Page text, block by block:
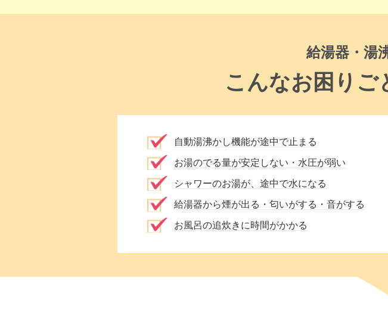
給湯器・湯
こんなお困りご
自動湯沸かし機能が途中で止まる
お湯のでる量が安定しない・水圧が弱い
シャワーのお湯が、途中で水になる
給湯器から煙が出る・匂いがする・音がする
お風呂の追炊きに時間がかかる